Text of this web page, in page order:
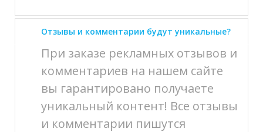
Отзывы и комментарии будут уникальные?
При заказе рекламных отзывов и
комментариев на нашем сайте
вы гарантировано получаете
уникальный контент! Все отзывы
и комментарии пишутся